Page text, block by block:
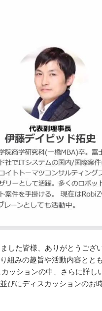
した皆様、ありがとうござ
組みの趣旨や活動内容とと
ッションの中、さらに詳し
びにディスカッションのお